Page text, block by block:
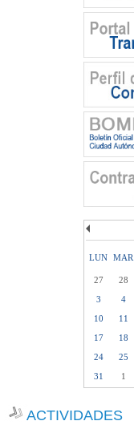
LUN MAR
27 28
3
4
10
11
17
18
24
25
31
1
ACTIVIDADES